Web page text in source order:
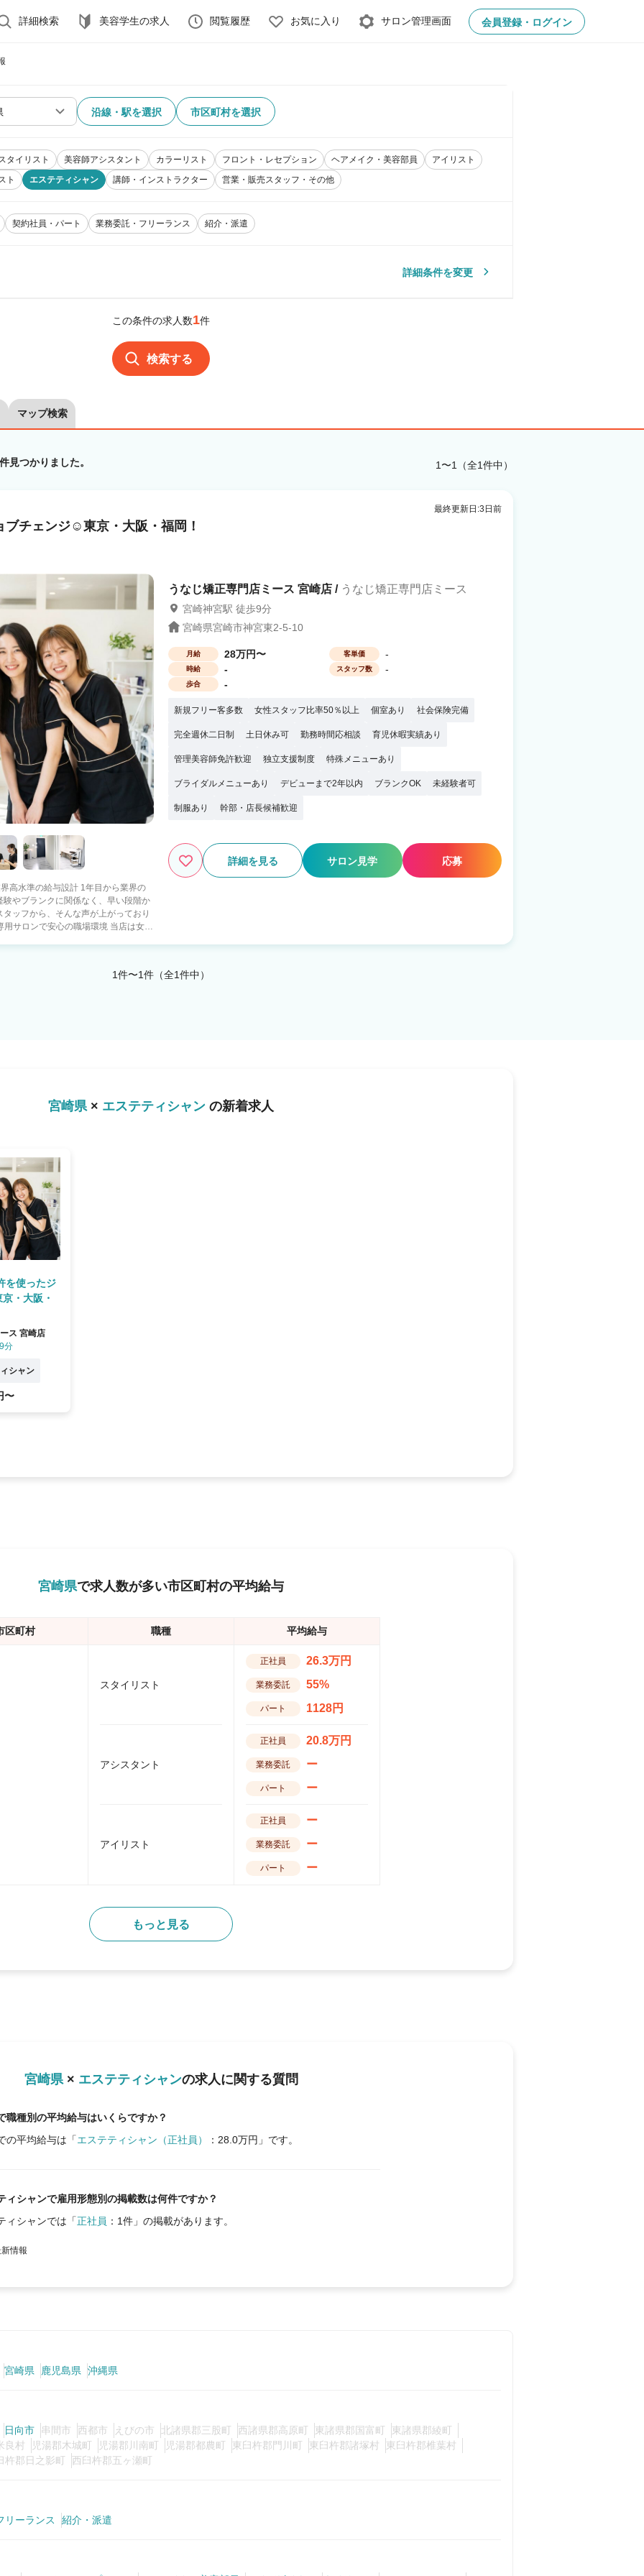
詳細検索 美容学生の求人 閲覧履歴 お気に入り サロン管理画面 会員登録・ログイン
沿線・駅を選択 市区町村を選択
タイリスト 美容師アシスタント カラーリスト フロント・レセプション ヘアメイク・美容部員
アイリスト
ト
エステティシャン 講師・インストラクター 営業・販売スタッフ・その他
契約社員・パート 業務委託・フリーランス 紹介・派遣
詳細条件を変更
この条件の求人数1件
検索する
マップ検索
件見つかりました。 1〜1（全1件中）
最終更新日:3日前
ブチェンジ☺東京・大阪・福岡！
高水準の給与設計 1年目から業界の
やブランクに関係なく、早い段階か
、基礎からしっかり学べる充実研修
うなじ矯正専門店ミース 宮崎店 / うなじ矯正専門店ミース
宮崎神宮駅 徒歩9分
宮崎県宮崎市神宮東2-5-10
月給 28万円〜 客単価 -
時給 - スタッフ数 -
歩合 -
新規フリー客多数 女性スタッフ比率50％以上 個室あり 社会保険完備
完全週休二日制 土日休み可 勤務時間応相談 育児休暇実績あり
管理美容師免許歓迎 独立支援制度 特殊メニューあり
ブライダルメニューあり デビューまで2年以内 ブランクOK 未経験者可
制服あり 幹部・店長候補歓迎
詳細を見る サロン見学 応募
1件〜1件（全1件中）
宮崎県× エステティシャン の新着求人
を使ったジ
・大阪・
ス 宮崎店
分
シャン
〜
宮崎県で求人数が多い市区町村の平均給与
区町村 職種 平均給与
スタイリスト
正社員 26.3万円
業務委託 55%
パート 1128円
アシスタント
正社員 20.8万円
業務委託 ー
パート ー
アイリスト
正社員 ー
業務委託 ー
パート ー
もっと見る
宮崎県× エステティシャンの求人に関する質問
職種別の平均給与はいくらですか？
の平均給与は「エステティシャン（正社員） ：28.0万円」です。
ィシャンで雇用形態別の掲載数は何件ですか？
ィシャンでは「正社員 ：1件」の掲載があります。
情報
宮崎県 鹿児島県 沖縄県
日向市 串間市 西都市 えびの市 北諸県郡三股町 西諸県郡高原町 東諸県郡国富町
東諸県郡綾町
良村
児湯郡木城町 児湯郡川南町 児湯郡都農町 東臼杵郡門川町 東臼杵郡諸塚村
東臼杵郡椎葉村
杵郡日之影町
西臼杵郡五ヶ瀬町
リーランス 紹介・派遣